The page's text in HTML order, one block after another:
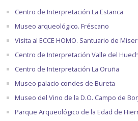
Centro de Interpretación La Estanca
Museo arqueológico. Fréscano
Visita al ECCE HOMO. Santuario de
Centro de Interpretación Valle del
Centro de Interpretación La Oruña
Museo palacio condes de Bureta
Museo del Vino de la D.O. Campo de
Parque Arqueológico de la Edad de